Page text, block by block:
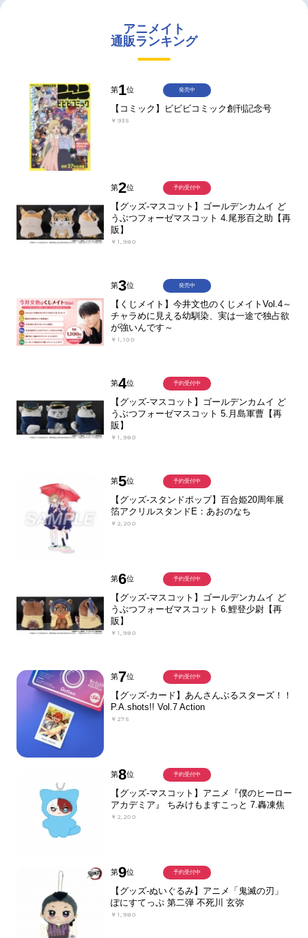
アニメイト
通販ランキング
第1位
【コミック】ビビビコミック創刊記念号
￥935
発売中
第2位
【グッズ-マスコット】ゴールデンカムイ ど
うぶつフォーゼマスコット 4.尾形百之助【再
販】
￥1,980
予約受付中
第3位
【くじメイト】今井文也のくじメイトVol.4～
チャラめに見える幼馴染、実は一途で独占欲
が強いんです～
￥1,100
発売中
第4位
【グッズ-マスコット】ゴールデンカムイ ど
うぶつフォーゼマスコット 5.月島軍曹【再
販】
￥1,980
予約受付中
第5位
【グッズ-スタンドポップ】百合姫20周年展
箔アクリルスタンドE：あおのなち
￥2,200
予約受付中
第6位
【グッズ-マスコット】ゴールデンカムイ ど
うぶつフォーゼマスコット 6.鯉登少尉【再
販】
￥1,980
予約受付中
第7位
【グッズ-カード】あんさんぶるスターズ！！
P.A.shots!! Vol.7 Action
￥275
予約受付中
第8位
【グッズ-マスコット】アニメ『僕のヒーロー
アカデミア』 ちみけもますこっと 7.轟凍焦
￥2,200
予約受付中
第9位
【グッズ-ぬいぐるみ】アニメ「鬼滅の刃」
ぽにすてっぷ 第二弾 不死川 玄弥
￥1,980
予約受付中